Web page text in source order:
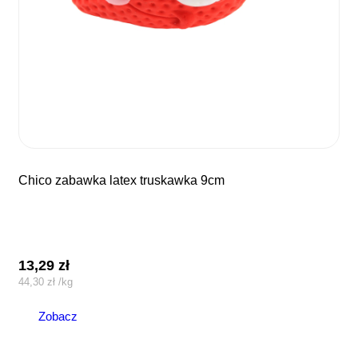
chico zabawka latex truskawka 9cm
13,29zł
44,30zł /kg
Zobacz